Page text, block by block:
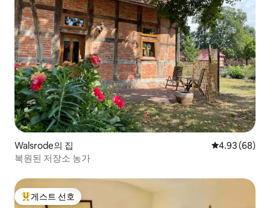
Walsrode의 집 평점 4.93점(5
4.93 (68)
복원된 저장소 농가
상위 게스트 선호
게스트 선호